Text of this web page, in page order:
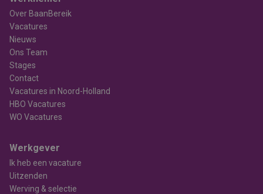
Over BaanBereik
Vacatures
Nieuws
Ons Team
Stages
Contact
Vacatures in Noord-Holland
HBO Vacatures
WO Vacatures
Werkgever
Ik heb een vacature
Uitzenden
Werving & selectie